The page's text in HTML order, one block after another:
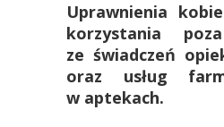
Uprawnienia
korzystania
ze świadczeń
oraz usług
w aptekach.